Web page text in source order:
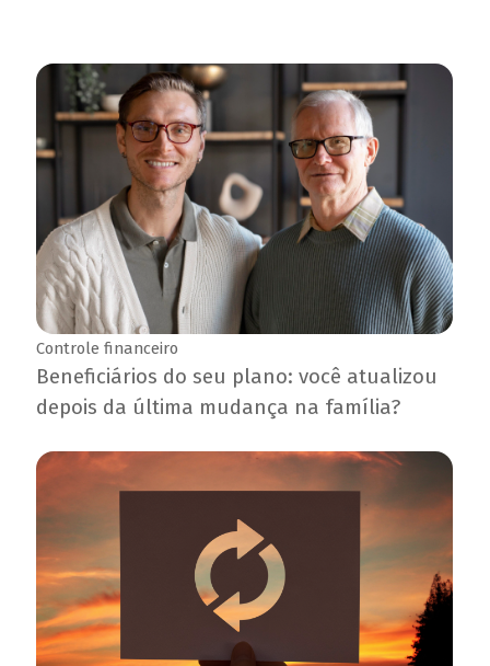
Controle financeiro
Beneficiários do seu plano: você atualizou
depois da última mudança na família?